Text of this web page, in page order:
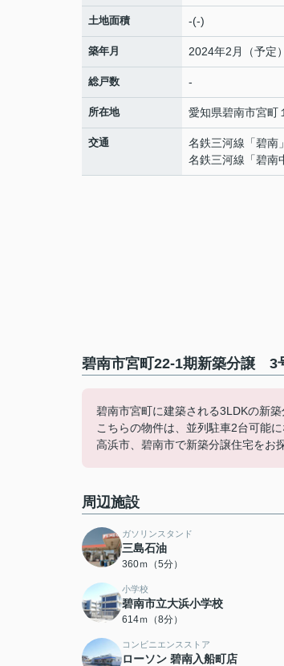
土地面積 -(-)
築年月 2024年2月（予定）
総戸数 -
所在地 愛知県碧南市宮町
交通 名鉄三河線 「碧南
名鉄三河線 「碧南
碧南市宮町22-1期新築分譲 3
碧南市宮町に建築される3LDKの新築
こちらの物件は、並列駐車2台可能に
高浜市、碧南市で新築分譲住宅をお
周辺施設
ガソリンスタンド
三島石油
360ｍ（5分）
小学校
碧南市立大浜小学校
614ｍ（8分）
コンビニエンスストア
ローソン 碧南入船町店